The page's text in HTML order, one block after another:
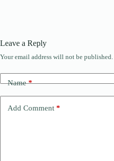
Leave a Reply
Your email address will not be published.
Name*
Add Comment *